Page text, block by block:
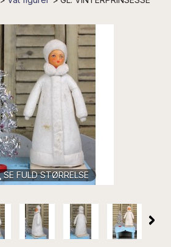
SE FULD STØRRELSE